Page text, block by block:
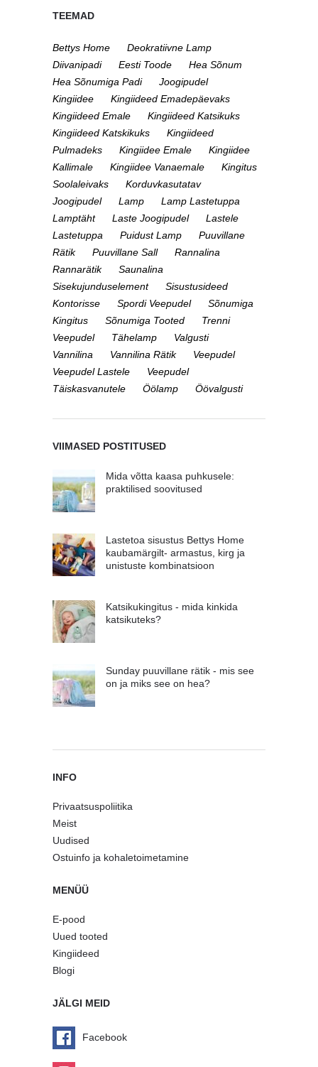
TEEMAD
Bettys Home
Deokratiivne Lamp
Diivanipadi
Eesti Toode
Hea Sõnum
Hea Sõnumiga Padi
Joogipudel
Kingiidee
Kingiideed Emadepäevaks
Kingiideed Emale
Kingiideed Katsikuks
Kingiideed Katskikuks
Kingiideed
Pulmadeks
Kingiidee Emale
Kingiidee
Kallimale
Kingiidee Vanaemale
Kingitus
Soolaleivaks
Korduvkasutatav
Joogipudel
Lamp
Lamp Lastetuppa
Lamptäht
Laste Joogipudel
Lastele
Lastetuppa
Puidust Lamp
Puuvillane
Rätik
Puuvillane Sall
Rannalina
Rannarätik
Saunalina
Sisekujunduselement
Sisustusideed
Kontorisse
Spordi Veepudel
Sõnumiga
Kingitus
Sõnumiga Tooted
Trenni
Veepudel
Tähelamp
Valgusti
Vannilina
Vannilina Rätik
Veepudel
Veepudel Lastele
Veepudel
Täiskasvanutele
Öölamp Öövalgusti
VIIMASED POSTITUSED
Mida võtta kaasa puhkusele:
praktilised soovitused
Lastetoa sisustus Bettys Home
kaubamärgilt- armastus, kirg ja
unistuste kombinatsioon
Katsikukingitus - mida kinkida
katsikuteks?
Sunday puuvillane rätik - mis see
on ja miks see on hea?
INFO
Privaatsuspoliitika
Meist
Uudised
Ostuinfo ja kohaletoimetamine
MENÜÜ
E-pood
Uued tooted
Kingiideed
Blogi
JÄLGI MEID
Facebook